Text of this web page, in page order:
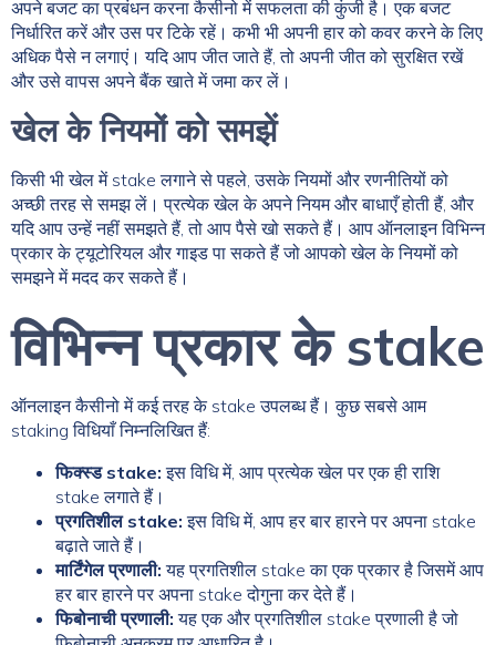
अपने बजट का प्रबंधन करना कैसीनो में सफलता की कुंजी है। एक बजट
निर्धारित करें और उस पर टिके रहें। कभी भी अपनी हार को कवर करने के लिए
अधिक पैसे न लगाएं। यदि आप जीत जाते हैं, तो अपनी जीत को सुरक्षित रखें
और उसे वापस अपने बैंक खाते में जमा कर लें।
खेल के नियमों को समझें
किसी भी खेल में stake लगाने से पहले, उसके नियमों और रणनीतियों को
अच्छी तरह से समझ लें। प्रत्येक खेल के अपने नियम और बाधाएँ होती हैं, और
यदि आप उन्हें नहीं समझते हैं, तो आप पैसे खो सकते हैं। आप ऑनलाइन विभिन्न
प्रकार के ट्यूटोरियल और गाइड पा सकते हैं जो आपको खेल के नियमों को
समझने में मदद कर सकते हैं।
विभिन्न प्रकार के stake
ऑनलाइन कैसीनो में कई तरह के stake उपलब्ध हैं। कुछ सबसे आम
staking विधियाँ निम्नलिखित हैं:
फिक्स्ड stake: इस विधि में, आप प्रत्येक खेल पर एक ही राशि
stake लगाते हैं।
प्रगतिशील stake: इस विधि में, आप हर बार हारने पर अपना stake
बढ़ाते जाते हैं।
मार्टिंगेल प्रणाली: यह प्रगतिशील stake का एक प्रकार है जिसमें आप
हर बार हारने पर अपना stake दोगुना कर देते हैं।
फिबोनाची प्रणाली: यह एक और प्रगतिशील stake प्रणाली है जो